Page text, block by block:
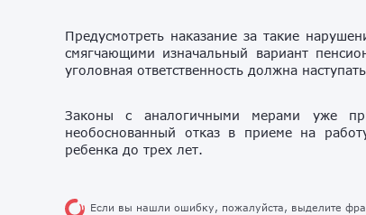
Предусмотреть наказание за такие
смягчающими изначальный вариант
уголовная ответственность должна
Законы с аналогичными мерами уже
необоснованный отказ в приеме на
ребенка до трех лет.
Если вы нашли ошибку, пожалуйста, выделите